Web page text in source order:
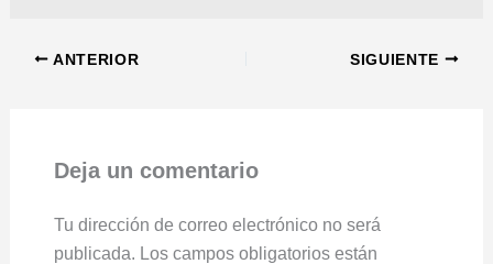
ANTERIOR SIGUIENTE
Deja un comentario
Tu dirección de correo electrónico no será
publicada. Los campos obligatorios están